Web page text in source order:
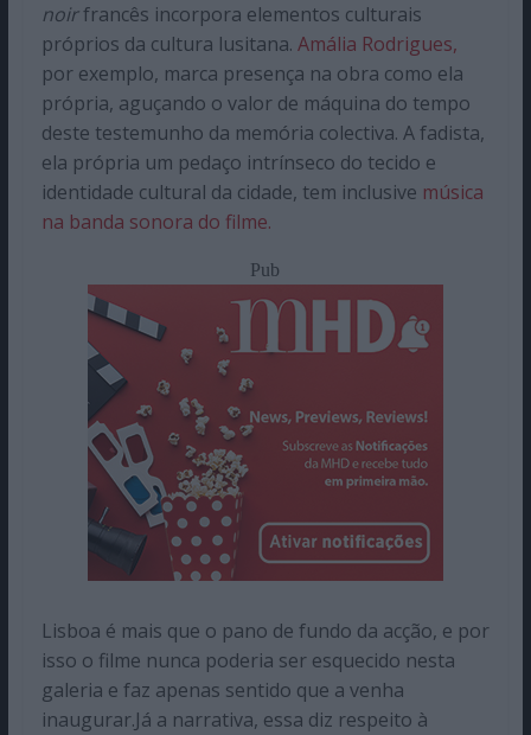
noirfrancês incorpora elementos culturais
próprios da cultura lusitana. Amália Rodrigues,
por exemplo, marca presença na obra como ela
própria, aguçando o valor de máquina do tempo
deste testemunho da memória colectiva. A fadista,
ela própria um pedaço intrínseco do tecido e
identidade cultural da cidade, tem inclusive música
na banda sonora do filme.
Pub
Lisboa é mais que o pano de fundo da acção, e por
isso o filme nunca poderia ser esquecido nesta
galeria e faz apenas sentido que a venha
inaugurar.Já a narrativa, essa diz respeito à